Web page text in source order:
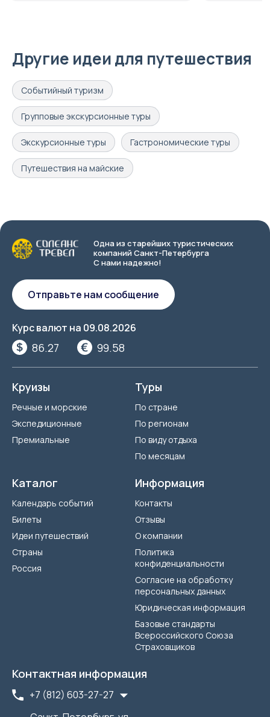
Другие идеи для путешествия
Событийный туризм
Групповые экскурсионные туры
Экскурсионные туры Гастрономические туры
Путешествия на майские
Одна из старейших туристических
компаний Санкт-Петербурга
С нами надежно!
Курс валют на 09.08.2026
86.27 99.58
Отправьте нам сообщение
Круизы
Речные и морские
Экспедиционные
Премиальные
Туры
По стране
По регионам
По виду отдыха
По месяцам
Каталог
Календарь событий
Билеты
Идеи путешествий
Страны
Россия
Информация
Контакты
Отзывы
О компании
Политика
конфиденциальности
Согласие на обработку
персональных данных
Юридическая информация
Базовые стандарты
Всероссийского Союза
Страховщиков
Контактная информация
+7 (812) 603-27-27